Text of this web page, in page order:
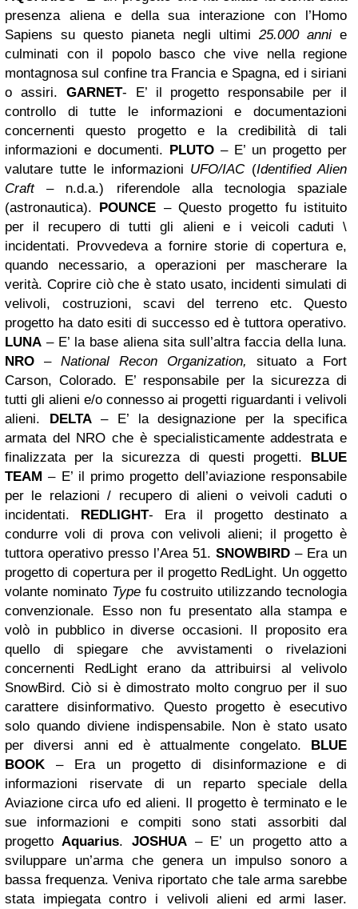
presenza aliena e della sua interazione con l’Homo
Sapiens su questo pianeta negli ultimi 25.000 annie
culminati con il popolo basco che vive nella regione
montagnosa sul confine tra Francia e Spagna, ed i siriani
o assiri. GARNET- E’ il progetto responsabile per il
controllo di tutte le informazioni e documentazioni
concernenti questo progetto e la credibilità di tali
informazioni e documenti. PLUTO – E’ un progetto per
valutare tutte le informazioni UFO/IAC(Identified Alien
Craft– n.d.a.) riferendole alla tecnologia spaziale
(astronautica). POUNCE – Questo progetto fu istituito
per il recupero di tutti gli alieni e i veicoli caduti \
incidentati. Provvedeva a fornire storie di copertura e,
quando necessario, a operazioni per mascherare la
verità. Coprire ciò che è stato usato, incidenti simulati di
velivoli, costruzioni, scavi del terreno etc. Questo
progetto ha dato esiti di successo ed è tuttora operativo.
LUNA – E’ la base aliena sita sull’altra faccia della luna.
NRO – National Recon Organization,
situato a Fort
Carson, Colorado. E’ responsabile per la sicurezza di
tutti gli alieni e/o connesso ai progetti riguardanti i velivoli
alieni.
DELTA– E’ la designazione per la specifica
armata del NRO che è specialisticamente addestrata e
finalizzata per la sicurezza di questi progetti.
BLUE
TEAM – E’ il primo progetto dell’aviazione responsabile
per le relazioni / recupero di alieni o veivoli caduti o
incidentati. REDLIGHT- Era il progetto destinato a
condurre voli di prova con velivoli alieni; il progetto è
tuttora operativo presso l’Area 51. SNOWBIRD – Era un
progetto di copertura per il progetto RedLight. Un oggetto
volante nominato Type fu costruito utilizzando tecnologia
convenzionale. Esso non fu presentato alla stampa e
volò in pubblico in diverse occasioni. Il proposito era
quello di spiegare che avvistamenti o rivelazioni
concernenti RedLight erano da attribuirsi al velivolo
SnowBird.Ciò si è dimostrato molto congruo per il suo
carattere disinformativo. Questo progetto è esecutivo
solo quando diviene indispensabile. Non è stato usato
per diversi anni ed è attualmente congelato. BLUE
BOOK – Era un progetto di disinformazione e di
informazioni riservate di un reparto speciale della
Aviazione circa ufo ed alieni. Il progetto è terminato e le
sue informazioni e compiti sono stati assorbiti dal
progettoAquarius. JOSHUA– E’ un progetto atto a
sviluppare un’arma che genera un impulso sonoro a
bassa frequenza.Veniva riportato che tale arma sarebbe
stata impiegata contro i velivoli alieni ed armi laser.